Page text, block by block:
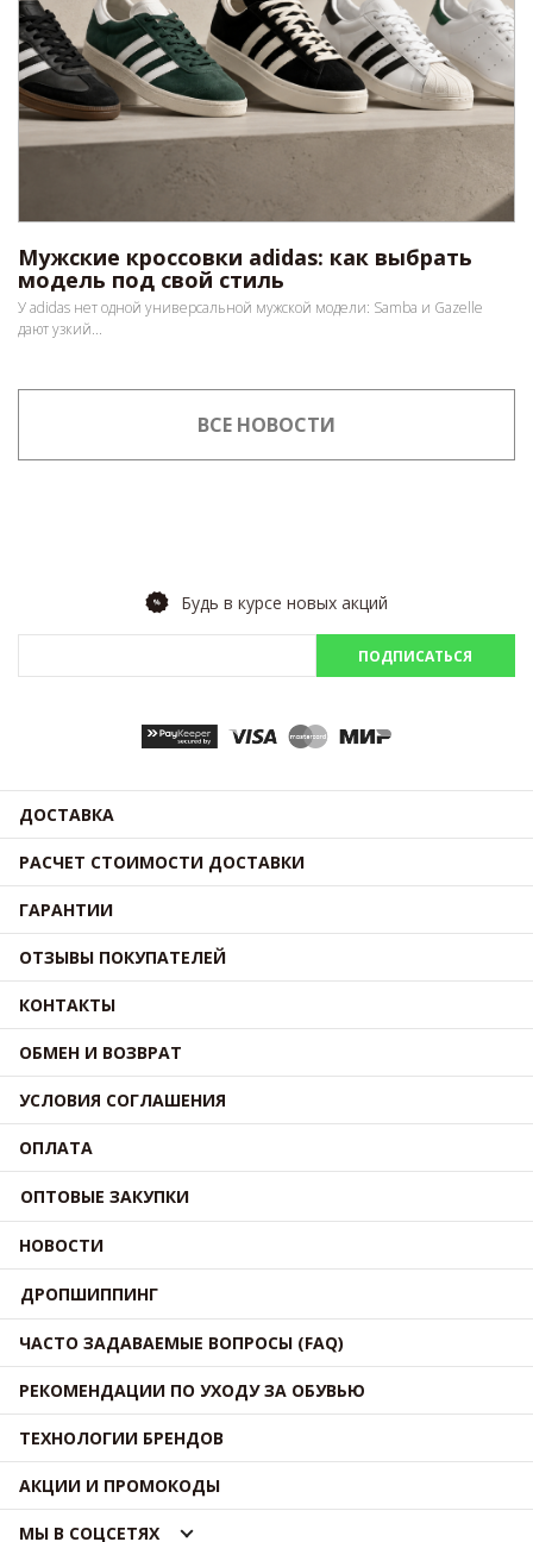
Мужские кроссовки adidas: как выбрать
модель под свой стиль
У adidas нет одной универсальной мужской модели: Samba и Gazelle
дают узкий...
ВСЕ НОВОСТИ
Будь в курсе новых акций
ПОДПИСАТЬСЯ
ДОСТАВКА
РАСЧЕТ СТОИМОСТИ ДОСТАВКИ
ГАРАНТИИ
ОТЗЫВЫ ПОКУПАТЕЛЕЙ
КОНТАКТЫ
ОБМЕН И ВОЗВРАТ
УСЛОВИЯ СОГЛАШЕНИЯ
ОПЛАТА
ОПТОВЫЕ ЗАКУПКИ
НОВОСТИ
ДРОПШИППИНГ
ЧАСТО ЗАДАВАЕМЫЕ ВОПРОСЫ (FAQ)
РЕКОМЕНДАЦИИ ПО УХОДУ ЗА ОБУВЬЮ
ТЕХНОЛОГИИ БРЕНДОВ
АКЦИИ И ПРОМОКОДЫ
МЫ В СОЦСЕТЯХ